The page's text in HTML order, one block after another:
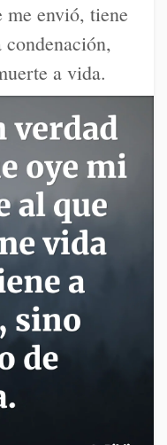
me envió, tiene
a vida.